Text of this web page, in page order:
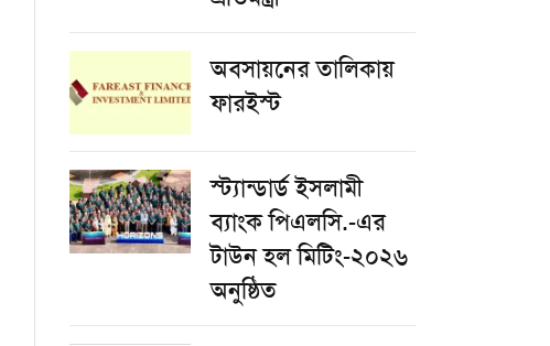
অবসায়নের তালিকায়
ফারইস্ট
স্ট্যান্ডার্ড ইসলামী
ব্যাংক পিএলসি.-এর
টাউন হল মিটিং-২০২৬
অনুষ্ঠিত